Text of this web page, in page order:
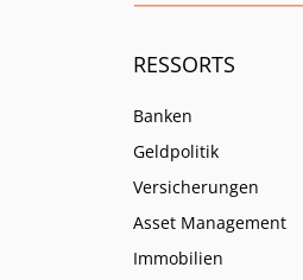
RESSORTS
Banken
Geldpolitik
Versicherungen
Asset Management
Immobilien